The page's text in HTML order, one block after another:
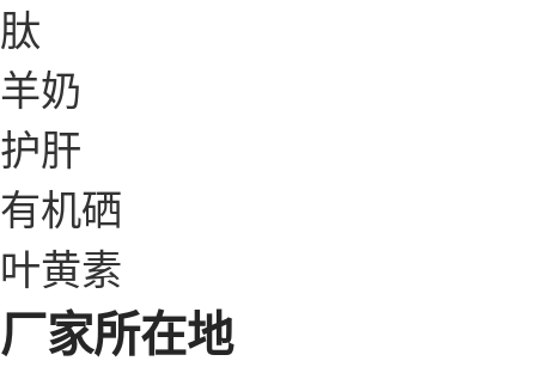
肽
羊奶
护肝
有机硒
叶黄素
厂家所在地